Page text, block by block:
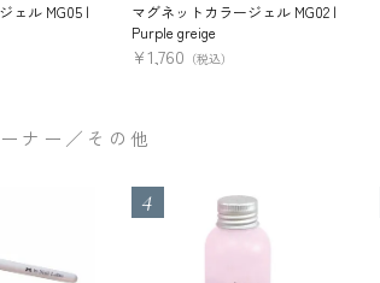
ェル MG05 |
マグネットカラージェル MG02 |
Purple greige
¥1,760 （税込）
ナー／その他